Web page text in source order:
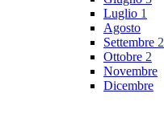
Luglio 1
Agosto
Settembre 2
Ottobre 2
Novembre
Dicembre